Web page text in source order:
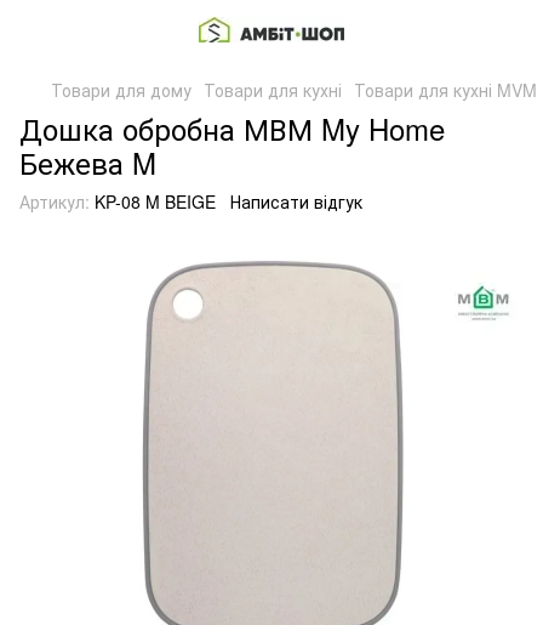
Товари для дому Товари для кухні Товари для кухні MVM
Дошка обробна МВМ My Home
Бежева M
Артикул: KP-08 M BEIGE Написати відгук